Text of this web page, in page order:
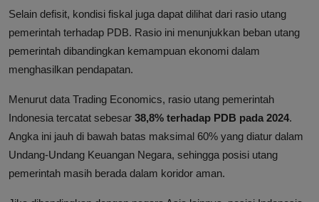
Selain defisit, kondisi fiskal juga dapat dilihat dari rasio utang
pemerintah terhadap PDB. Rasio ini menunjukkan beban utang
pemerintah dibandingkan kemampuan ekonomi dalam
menghasilkan pendapatan.
Menurut data Trading Economics, rasio utang pemerintah
Indonesia tercatat sebesar 38,8% terhadap PDB pada 2024.
Angka ini jauh di bawah batas maksimal 60% yang diatur dalam
Undang-Undang Keuangan Negara, sehingga posisi utang
pemerintah masih berada dalam koridor aman.